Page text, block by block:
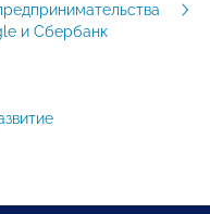
и Сбербанк